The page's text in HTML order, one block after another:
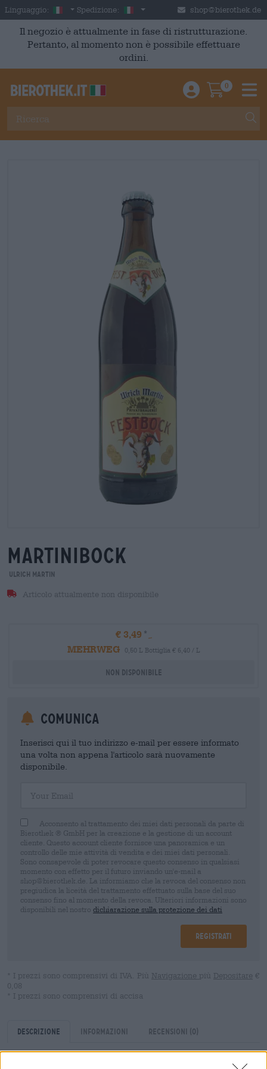
Skip to main content
Linguaggio: Italian
Spedizione: Italia shop@bierothek.de
Il negozio è attualmente in fase di ristrutturazione.
Pertanto, al momento non è possibile effettuare
ordini.
Einloggen /
0
martinibock
Ulrich Martin
Articolo attualmente non disponibile
€ 3,49
MEHRWEG
0,50 L Bottiglia € 6,40 / L
Non disponibile
Comunica
Inserisci qui il tuo indirizzo e-mail per essere informato
una volta non appena l'articolo sarà nuovamente
disponibile.
Acconsento al trattamento dei miei dati personali da parte di
Bierothek ® GmbH per la creazione e la gestione di un account
cliente. Questo account cliente fornisce una panoramica e un
controllo delle mie attività di vendita e dei miei dati personali.
Sono consapevole di poter revocare questo consenso in qualsiasi
momento con effetto per il futuro inviando un'e-mail a
shop@bierothek.de. La informiamo che la revoca del consenso non
pregiudica la liceità del trattamento effettuato sulla base del suo
consenso fino al momento della revoca. Ulteriori informazioni sono
disponibili nel nostro dichiarazione sulla protezione dei dati
Registrati
* I prezzi sono comprensivi di IVA. Più Navigazione più Depositare €
0,08
* I prezzi sono comprensivi di accisa
Descrizione Informazioni Recensioni (0)